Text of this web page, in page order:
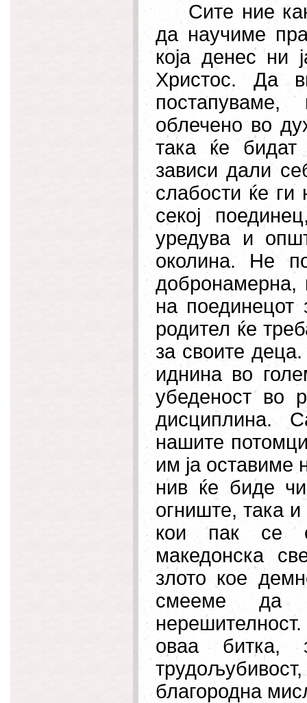
Сите ние
да научиме
која денес ни
Христос. Да
облечено во
така ќе
зависи дали
слабости ќе
секој
уредува и
околина. Не
добронамерна,
на поединецот
родител ќе
за своите
иднина во
убеденост во
дисциплина.
нашите
им ја оставиме
нив ќе биде
огниште, така
кои пак се
македонска
злото кое
смееме да
оваа битка,
благородна